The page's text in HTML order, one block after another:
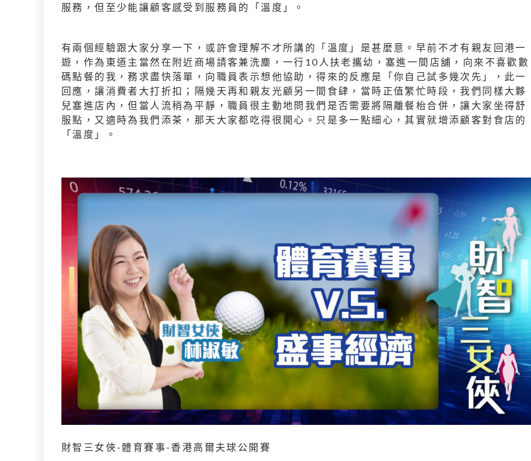
服務，但至少能讓顧客感受到服務員的「溫度」。
有兩個經驗跟大家分享一下，或許會理解不才所講的「溫度」是甚麼意。早前不才有親友回港一
遊，作為東道主當然在附近商場請客兼洗塵，一行10人扶老攜幼，塞進一間店舖，向來不喜歡數
碼點餐的我，務求盡快落單，向職員表示想他協助，得來的反應是「你自己試多幾次先」，此一
回應，讓消費者大打折扣；隔幾天再和親友光顧另一間食肆，當時正值繁忙時段，我們同樣大夥
兒塞進店內，但當人流稍為平靜，職員很主動地問我們是否需要將隔離餐枱合併，讓大家坐得舒
服點，又適時為我們添茶，那天大家都吃得很開心。只是多一點細心，其實就增添顧客對食店的
「溫度」。
財智三女俠-體育賽事-香港高爾夫球公開賽